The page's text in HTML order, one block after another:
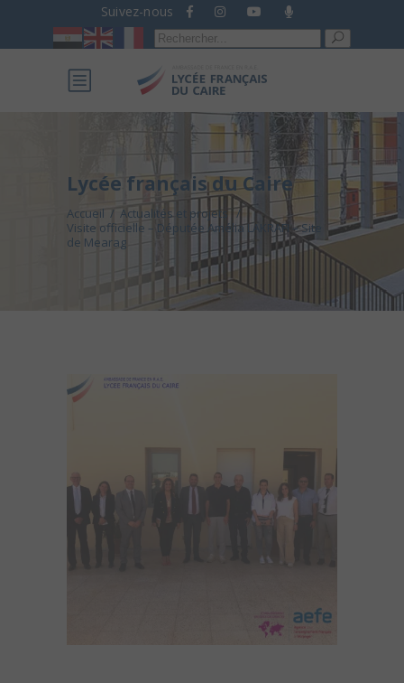
Suivez-nous
Recherche
pour :
Lycée français du Caire
Accueil / Actualités et projets
/
Visite officielle – Députée Amélia LAKRAFI – Site
de Mearag